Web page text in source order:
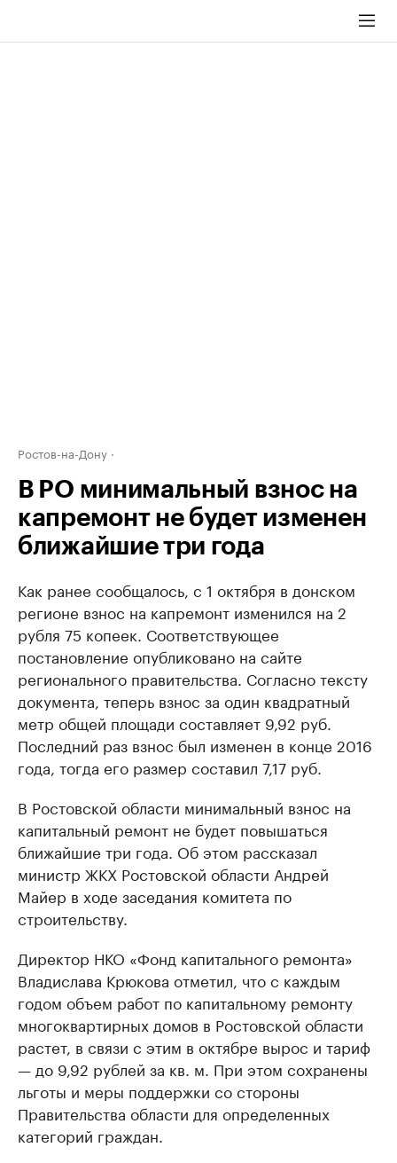
Ростов-на-Дону
В РО минимальный взнос на
капремонт не будет изменен
ближайшие три года
Как ранее сообщалось, с 1 октября в донском
регионе взнос на капремонт изменился на 2
рубля 75 копеек. Соответствующее
постановление опубликовано на сайте
регионального правительства. Согласно тексту
документа, теперь взнос за один квадратный
метр общей площади составляет 9,92 руб.
Последний раз взнос был изменен в конце 2016
года, тогда его размер составил 7,17 руб.
В Ростовской области минимальный взнос на
капитальный ремонт не будет повышаться
ближайшие три года. Об этом рассказал
министр ЖКХ Ростовской области Андрей
Майер в ходе заседания комитета по
строительству.
Директор НКО «Фонд капитального ремонта»
Владислава Крюкова отметил, что с каждым
годом объем работ по капитальному ремонту
многоквартирных домов в Ростовской области
растет, в связи с этим в октябре вырос и тариф
— до 9,92 рублей за кв. м. При этом сохранены
льготы и меры поддержки со стороны
Правительства области для определенных
категорий граждан.